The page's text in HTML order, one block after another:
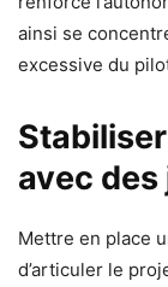
ainsi se
excessive du
avec
Mettre en place
d’articuler le